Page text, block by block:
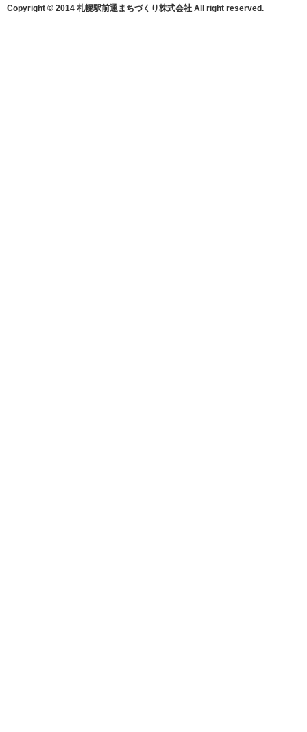
Copyright © 2014 札幌駅前通まちづくり株式会社 All right reserved.